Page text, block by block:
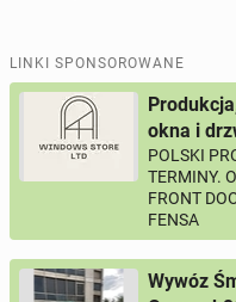
Imię i nazwisko
LINKI SPONSOROWANE
okna i
POLSKI
TERMINY.
FRONT
FENSA
Wywóz